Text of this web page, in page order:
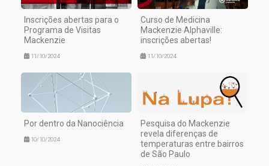
Inscrições abertas para o
Programa de Visitas
Mackenzie
11/10/2024
Curso de Medicina
Mackenzie Alphaville:
inscrições abertas!
11/10/2024
Por dentro da Nanociência
10/10/2024
Pesquisa do Mackenzie
revela diferenças de
temperaturas entre bairros
de São Paulo